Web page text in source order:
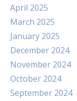
April 2025
March 2025
January 2025
December 2024
November 2024
October 2024
September 2024